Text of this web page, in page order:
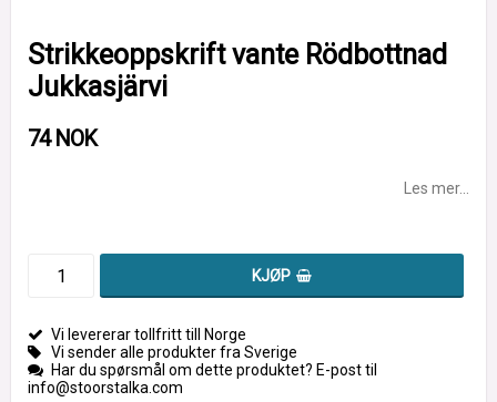
Strikkeoppskrift vante Rödbottnad
Jukkasjärvi
74 NOK
Les mer...
KJØP
Vi levererar tollfritt till Norge
Vi sender alle produkter fra Sverige
Har du spørsmål om dette produktet? E-post til
info@stoorstalka.com